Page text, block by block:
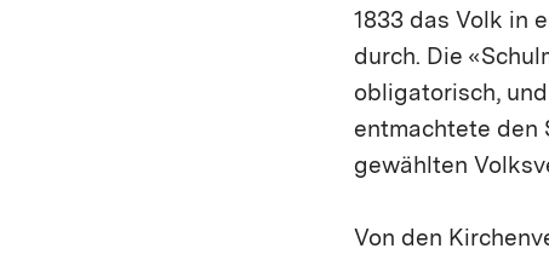
1833 das Volk in
durch. Die
obligatorisch,
entmachtete den
gewählten
Von den